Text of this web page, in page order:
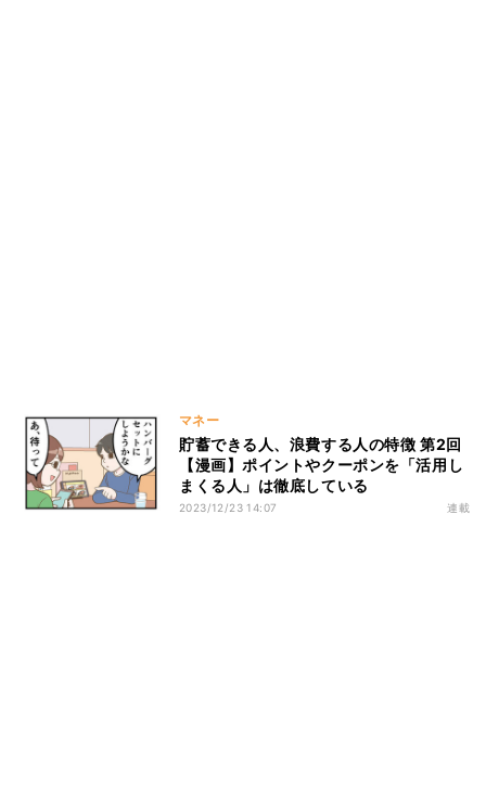
マネー
貯蓄できる人、浪費する人の特徴 第2回
【漫画】ポイントやクーポンを「活用し
まくる人」は徹底している
2023/12/23 14:07 連載